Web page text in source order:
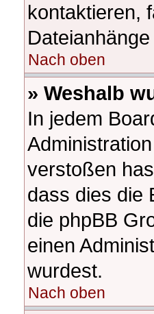
kontaktieren,
Nach oben
» Weshalb
In jedem
verstoßen
dass dies die
die phpBB
einen
wurdest.
Nach oben